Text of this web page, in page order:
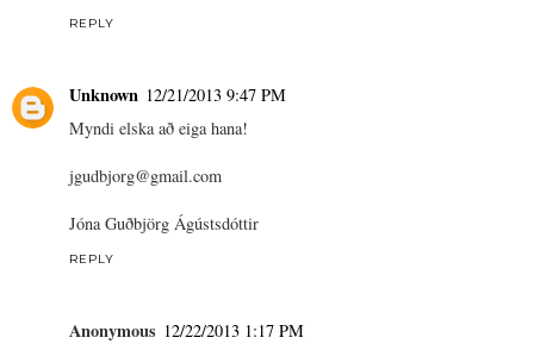
REPLY
Unknown 12/21/2013 9:47 PM
Myndi elska að eiga hana!
jgudbjorg@gmail.com
Jóna Guðbjörg Ágústsdóttir
REPLY
Anonymous 12/22/2013 1:17 PM